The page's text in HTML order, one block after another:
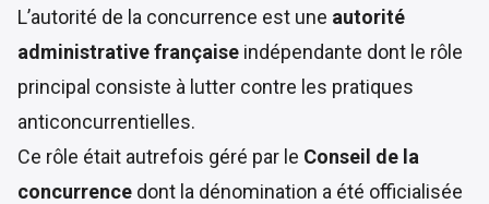
L’autorité de la concurrence est une autorité
administrative française indépendante dont le rôle
principal consiste à lutter contre les pratiques
anticoncurrentielles.
Ce rôle était autrefois géré par le Conseil de la
concurrence dont la dénomination a été officialisée